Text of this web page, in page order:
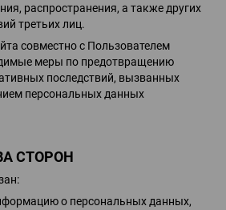
распространения, а также других
третьих лиц.
совместно с Пользователем
меры по предотвращению
последствий, вызванных
персональных данных
СТОРОН
о персональных данных,